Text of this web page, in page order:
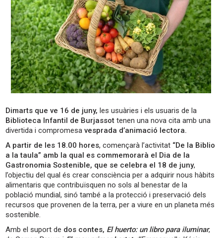
Dimarts que ve 16 de juny, les usuàries i els usuaris de la
Biblioteca Infantil de Burjassot tenen una nova cita amb una
divertida i compromesavesprada d’animació lectora.
A partir de les 18.00 hores, començarà l’activitat “De la Biblio
a la taula” amb la qual es commemorarà el Dia de la
Gastronomia Sostenible, que se celebra el 18 de juny,
l’objectiu del qual és crear consciència per a adquirir nous hàbits
alimentaris que contribuïsquen no sols al benestar de la
població mundial, sinó també a la protecció i preservació dels
recursos que provenen de la terra, per a viure en un planeta més
sostenible.
Amb el suport de dos contes, El huerto: un libro para iluminar,